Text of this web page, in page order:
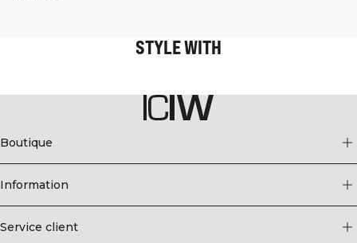
STYLE WITH
Boutique
Information
Service client